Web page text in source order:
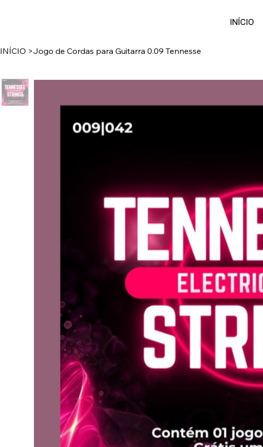
INÍCIO
INÍCIO >Jogo de Cordas para Guitarra 0.09 Tennesse